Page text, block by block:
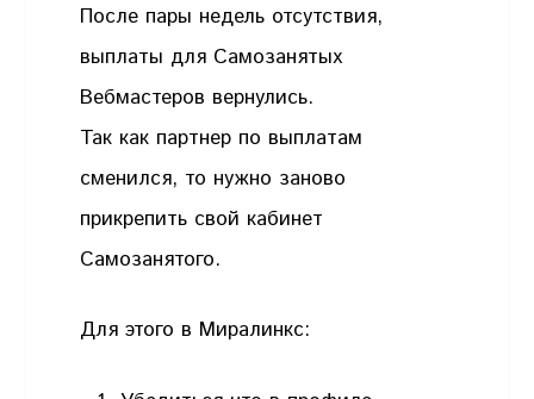
После пары недель отсутствия,
выплаты для Самозанятых
Вебмастеров вернулись.
Так как партнер по выплатам
сменился, то нужно заново
прикрепить свой кабинет
Самозанятого.
Для этого в Миралинкс: